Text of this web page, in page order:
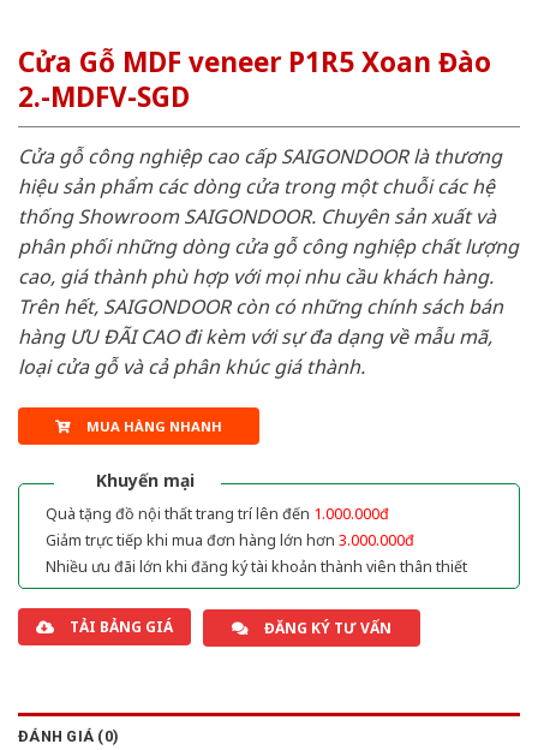
Cửa Gỗ MDF veneer P1R5 Xoan Đào
2.-MDFV-SGD
Cửa gỗ công nghiệp cao cấp SAIGONDOOR là thương
hiệu sản phẩm các dòng cửa trong một chuỗi các hệ
thống Showroom SAIGONDOOR. Chuyên sản xuất và
phân phối những dòng cửa gỗ công nghiệp chất lượng
cao, giá thành phù hợp với mọi nhu cầu khách hàng.
Trên hết, SAIGONDOOR còn có những chính sách bán
hàng ƯU ĐÃI CAO đi kèm với sự đa dạng về mẫu mã,
loại cửa gỗ và cả phân khúc giá thành.
MUA HÀNG NHANH
Khuyến mại
Quà tặng đồ nội thất trang trí lên đến 1.000.000đ
Giảm trực tiếp khi mua đơn hàng lớn hơn 3.000.000đ
Nhiều ưu đãi lớn khi đăng ký tài khoản thành viên thân thiết
TẢI BẢNG GIÁ ĐĂNG KÝ TƯ VẤN
ĐÁNH GIÁ (0)